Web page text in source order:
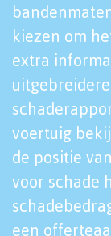
kiezen om
extra
voertuig
de positie
voor schade
een